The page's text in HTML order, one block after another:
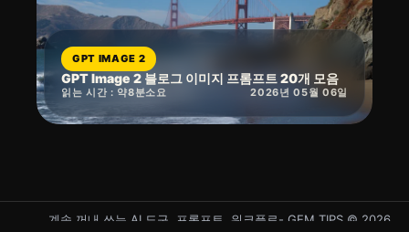
GPT IMAGE 2
GPT Image 2 블로그 이미지 프롬프트 20개 모음
읽는 시간 : 약8분소요 2026년 05월 06일
계속 꺼내 쓰는 AI 도구, 프롬프트, 워크플로- GEM.TIPS © 2026